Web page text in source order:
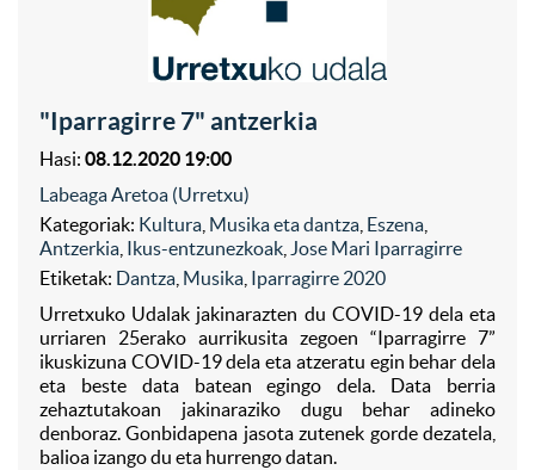
"Iparragirre 7" antzerkia
Hasi: 08.12.2020 19:00
Labeaga Aretoa (Urretxu)
Kategoriak: Kultura Musika eta dantza Eszena
Antzerkia Ikus-entzunezkoak Jose Mari Iparragirre
Etiketak: Dantza Musika Iparragirre 2020
Urretxuko Udalak jakinarazten du COVID-19 dela eta
urriaren 25erako aurrikusita zegoen “Iparragirre 7”
ikuskizuna COVID-19 dela eta atzeratu egin behar dela
eta beste data batean egingo dela. Data berria
zehaztutakoan jakinaraziko dugu behar adineko
denboraz. Gonbidapena jasota zutenek gorde dezatela,
balioa izango du eta hurrengo datan.